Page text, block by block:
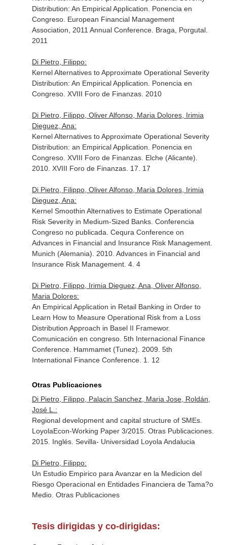
Distribution: An Empirical Application. Ponencia en
Congreso. European Financial Management
Association, 2011 Annual Conference. Braga, Porgutal.
2011
Di Pietro, Filippo:
Kernel Alternatives to Approximate Operational Severity
Distribution: An Empirical Application. Ponencia en
Congreso. XVIII Foro de Finanzas. 2010
Di Pietro, Filippo, Oliver Alfonso, Maria Dolores, Irimia
Dieguez, Ana:
Kernel Alternatives to Approximate Operational Severity
Distribution: an Empirical Application. Ponencia en
Congreso. XVIII Foro de Finanzas. Elche (Alicante).
2010. XVIII Foro de Finanzas. 17. 17
Di Pietro, Filippo, Oliver Alfonso, Maria Dolores, Irimia
Dieguez, Ana:
Kernel Smoothin Alternatives to Estimate Operational
Risk Severity in Medium-Sized Banks. Conferencia
Congreso no publicada. Cequra Conference on
Advances in Financial and Insurance Risk Management.
Munich (Alemania). 2010. Advances in Financial and
Insurance Risk Management. 4. 4
Di Pietro, Filippo, Irimia Dieguez, Ana, Oliver Alfonso,
Maria Dolores:
An Empirical Application in Retail Banking in Order to
Learn How to Measure Operational Risk from a Loss
Distribution Approach in Basel II Framewor.
Comunicación en congreso. 5th Internacional Finance
Conference. Hammamet (Tunez). 2009. 5th
International Finance Conference. 1. 12
Otras Publicaciones
Di Pietro, Filippo, Palacin Sanchez, Maria Jose, Roldán,
José L.:
Regional development and capital structure of SMEs.
LoyolaEcon-Working Paper 3/2015. Otras Publicaciones.
2015. Inglés. Sevilla- Universidad Loyola Andalucia
Di Pietro, Filippo:
Un Estudio Empirico para Avanzar en la Medicion del
Riesgo Operacional en Entidades Financiera de Tama?o
Medio. Otras Publicaciones
Tesis dirigidas y co-dirigidas: